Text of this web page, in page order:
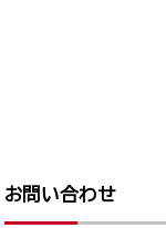
お問い合わせ